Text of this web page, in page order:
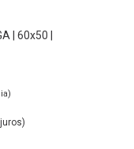
| 60x50 |